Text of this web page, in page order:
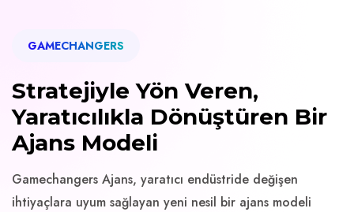
GAMECHANGERS
Stratejiyle Yön Veren,
Yaratıcılıkla Dönüştüren Bir
Ajans Modeli
Gamechangers Ajans, yaratıcı endüstride değişen
ihtiyaçlara uyum sağlayan yeni nesil bir ajans modeli